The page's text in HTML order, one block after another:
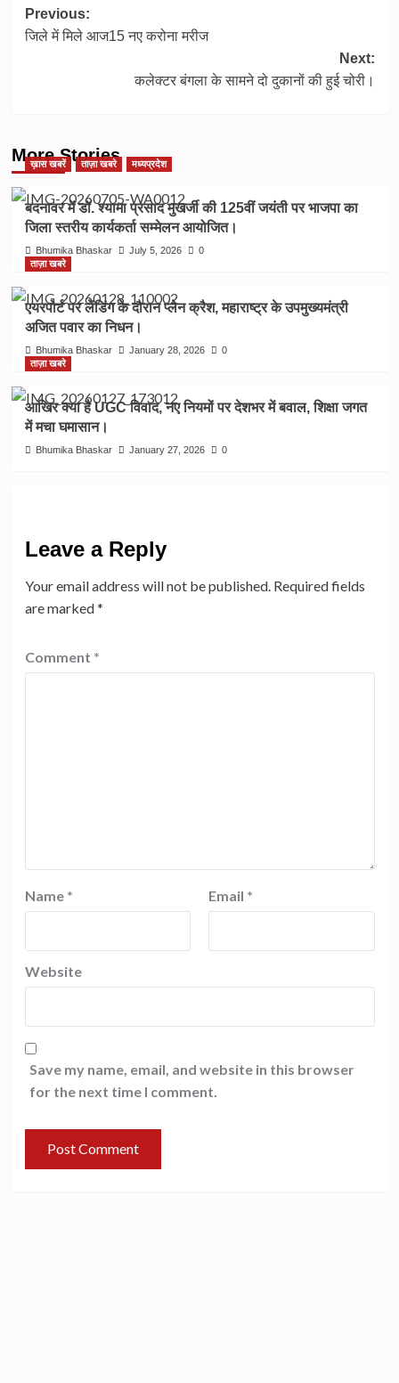
Post
navigation
Previous:
जिले में मिले आज15 नए करोना मरीज
Next:
कलेक्टर बंगला के सामने दो दुकानों की हुई चोरी।
More Stories
ख़ास खबरें ताज़ा खबरे मध्यप्रदेश
बदनावर में डॉ. श्यामा प्रसाद मुखर्जी की 125वीं जयंती पर भाजपा का
जिला स्तरीय कार्यकर्ता सम्मेलन आयोजित।
Bhumika Bhaskar July 5, 2026
0
ताज़ा खबरे
एयरपोर्ट पर लेंडिंग के दौरान प्लेन क्रैश, महाराष्ट्र के उपमुख्यमंत्री
अजित पवार का निधन।
Bhumika Bhaskar January 28, 2026
0
ताज़ा खबरे
आखिर क्या है UGC विवाद, नए नियमों पर देशभर में बवाल, शिक्षा जगत
में मचा घमासान।
Bhumika Bhaskar January 27, 2026 0
Leave a Reply
Your email address will not be published. Required fields
are marked*
Comment *
Name * Email *
Website
Save my name, email, and website in this browser
for the next time I comment.